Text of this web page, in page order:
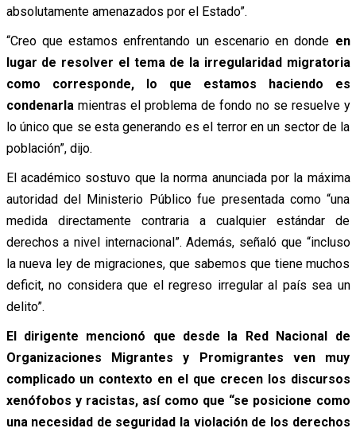
absolutamente amenazados por el Estado”.
“Creo que estamos enfrentando un escenario en donde en
lugar de resolver el tema de la irregularidad migratoria
como corresponde, lo que estamos haciendo es
condenarla mientras el problema de fondo no se resuelve y
lo único que se esta generando es el terror en un sector de la
población”, dijo.
El académico sostuvo que la norma anunciada por la máxima
autoridad del Ministerio Público fue presentada como “una
medida directamente contraria a cualquier estándar de
derechos a nivel internacional”. Además, señaló que “incluso
la nueva ley de migraciones, que sabemos que tiene muchos
deficit, no considera que el regreso irregular al país sea un
delito”.
El dirigente mencionó que desde la Red Nacional de
Organizaciones Migrantes y Promigrantes ven muy
complicado un contexto en el que crecen los discursos
xenófobos y racistas, así como que “se posicione como
una necesidad de seguridad la violación de los derechos